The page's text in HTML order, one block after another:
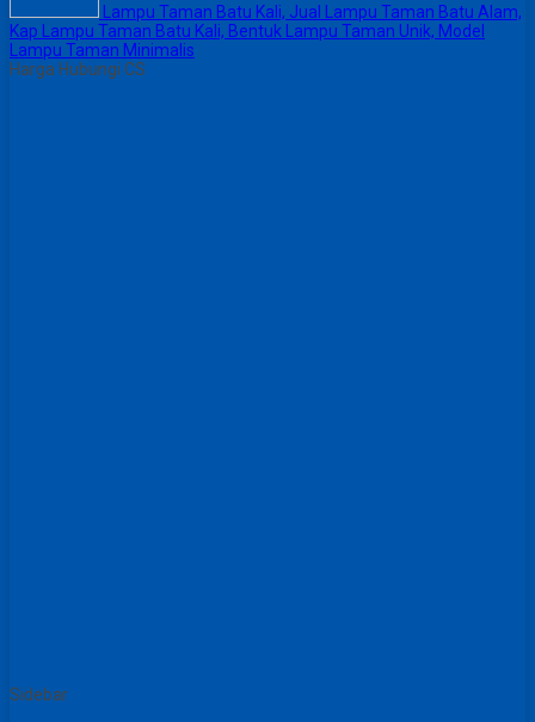
Lampu Taman Batu Kali, Jual Lampu Taman Batu Alam,
Kap Lampu Taman Batu Kali, Bentuk Lampu Taman Unik, Model
Lampu Taman Minimalis
Harga Hubungi CS
Sidebar